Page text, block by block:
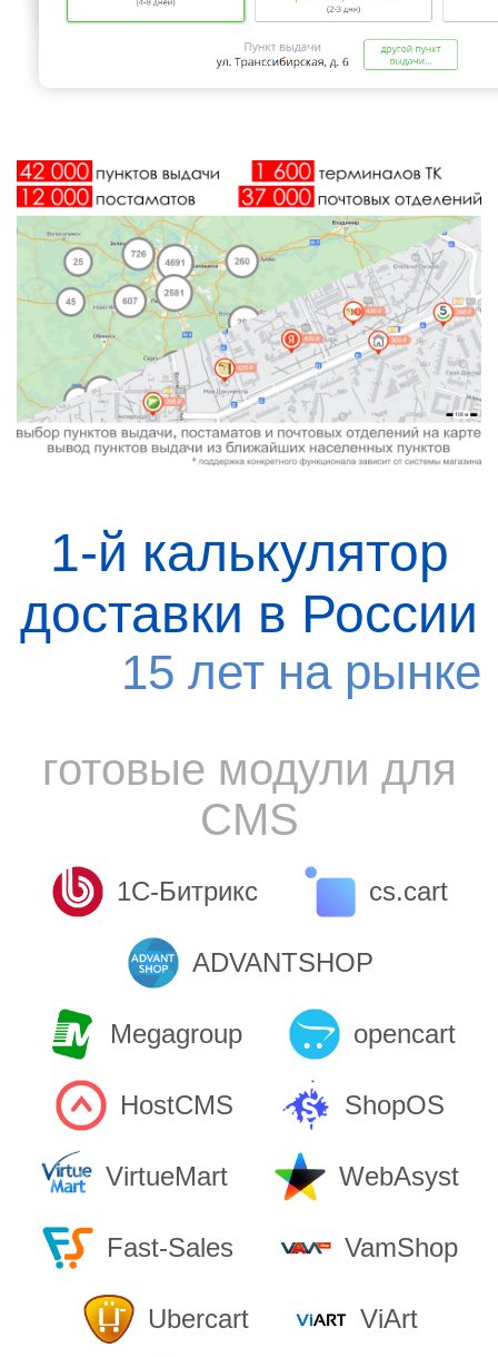
1-й калькулятор
доставки в России
15 лет на рынке
готовые модули для
CMS
1С-Битрикс cs.cart
ADVANTSHOP
Megagroup opencart
HostCMS ShopOS
VirtueMart WebAsyst
Fast-Sales VamShop
Ubercart ViArt